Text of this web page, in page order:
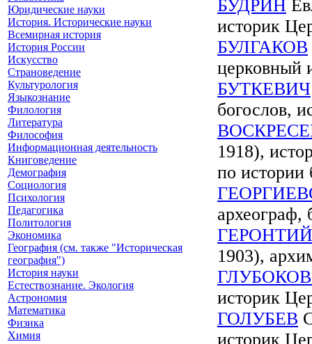
Юридические науки
История. Исторические науки
Всемирная история
История России
Искусство
Страноведение
Культурология
Языкознание
Филология
Литература
Философия
Информационная деятельность
Книговедение
Демография
Социология
Психология
Педагогика
Политология
Экономика
География (см. также "Историческая
география")
История науки
Естествознание. Экология
Астрономия
Математика
Физика
Химия
БУДРИН
историк
БУЛГАКОВ
церковный
БУТКЕВИЧ
богослов,
1918),
по истории
археограф,
ГЕРОНТИЙ
1903),
историк
ГОЛУБЕВ
историк